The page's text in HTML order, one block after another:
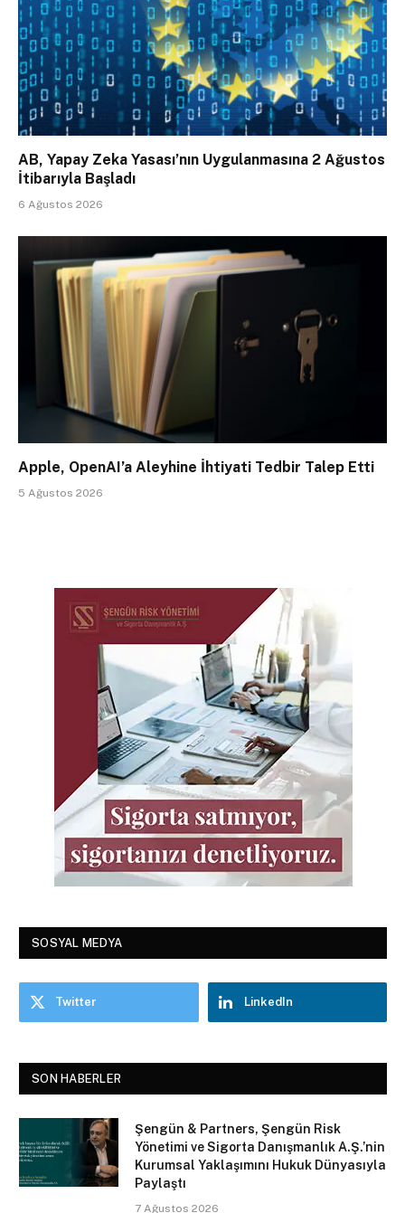
AB, Yapay Zeka Yasası’nın Uygulanmasına 2 Ağustos
İtibarıyla Başladı
6 Ağustos 2026
Apple, OpenAI’a Aleyhine İhtiyati Tedbir Talep Etti
5 Ağustos 2026
SOSYAL MEDYA
Twitter LinkedIn
SON HABERLER
Şengün & Partners, Şengün Risk
Yönetimi ve Sigorta Danışmanlık A.Ş.’nin
Kurumsal Yaklaşımını Hukuk Dünyasıyla
Paylaştı
7 Ağustos 2026